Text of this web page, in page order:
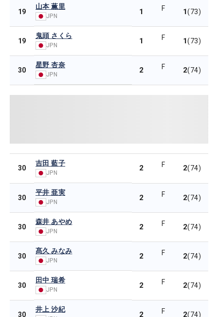
19
山本 薫里
JPN 1 F 1(73)
19
鬼頭 さくら
JPN 1 F 1(73)
30
星野 杏奈
JPN 2 F 2(74)
30
吉田 藍子
JPN
2 F 2(74)
30
平井 亜実
JPN 2 F 2(74)
30
森井 あやめ
JPN 2 F 2(74)
30
髙久 みなみ
JPN 2 F 2(74)
30
田中 瑞希
JPN 2 F 2(74)
30
井上 沙紀
2 F 2(74)